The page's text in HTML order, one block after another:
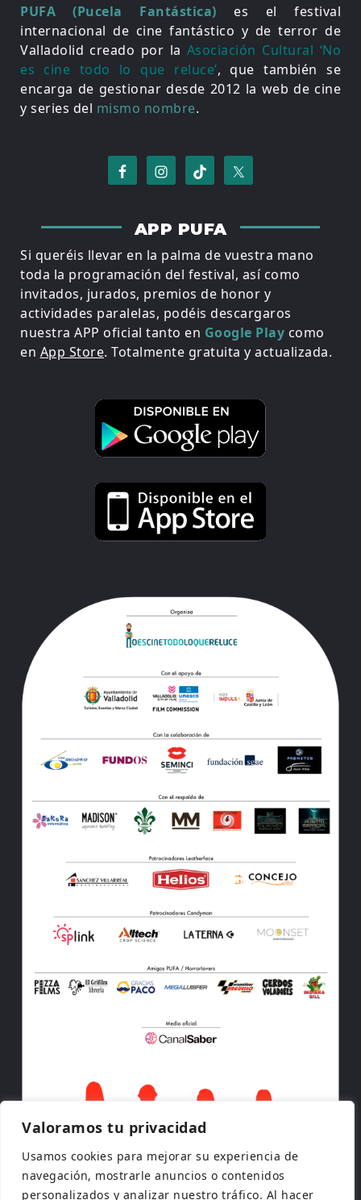
Valoramos tu privacidad
Usamos cookies para mejorar su experiencia de
navegación, mostrarle anuncios o contenidos
personalizados y analizar nuestro tráfico. Al hacer
PUFA (Pucela Fantástica) es el festival
internacional de cine fantástico y de terror de
Valladolid creado por la Asociación Cultural ‘No
es cine todo lo que reluce’, que también se
encarga de gestionar desde 2012 la web de cine
y series del mismo nombre.
APP PUFA
Si queréis llevar en la palma de vuestra mano
toda la programación del festival, así como
invitados, jurados, premios de honor y
actividades paralelas, podéis descargaros
nuestra APP oficial tanto en Google Play como
en App Store. Totalmente gratuita y actualizada.